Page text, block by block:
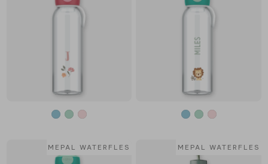
MEPAL WATERFLES MEPAL WATERFLES